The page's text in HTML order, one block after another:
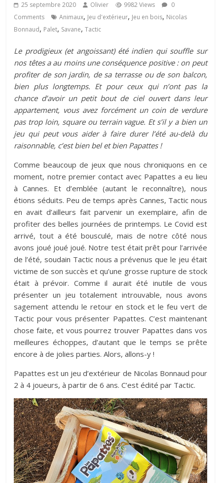
25 septembre 2020 Olivier 9982 Views
0
Comments
Animaux, Jeu d'extérieur, Jeu en bois, Nicolas
Bonnaud, Palet, Savane,Tactic
Le prodigieux (et angoissant) été indien qui souffle sur
nos têtes a au moins une conséquence positive : on peut
profiter de son jardin, de sa terrasse ou de son balcon,
bien plus longtemps. Et pour ceux qui n’ont pas la
chance d’avoir un petit bout de ciel ouvert dans leur
appartement, vous avez forcément un coin de verdure
pas trop loin, square ou terrain vague. Et s’il y a bien un
jeu qui peut vous aider à faire durer l’été au-delà du
raisonnable, c’est bien bel et bien Papattes !
Comme beaucoup de jeux que nous chroniquons en ce
moment, notre premier contact avec Papattes a eu lieu
à Cannes. Et d’emblée (autant le reconnaître), nous
étions séduits. Peu de temps après Cannes, Tactic nous
en avait d’ailleurs fait parvenir un exemplaire, afin de
profiter des belles journées de printemps. Le Covid est
arrivé, tout a été bousculé, mais de notre côté nous
avons joué joué joué. Notre test était prêt pour l’arrivée
de l’été, soudain Tactic nous a prévenus que le jeu était
victime de son succès et qu’une grosse rupture de stock
était à prévoir. Comme il aurait été inutile de vous
présenter un jeu totalement introuvable, nous avons
sagement attendu le retour en stock et le feu vert de
Tactic pour vous présenter Papattes. C’est maintenant
chose faite, et vous pourrez trouver Papattes dans vos
meilleures échoppes, d’autant que le temps se prête
encore à de jolies parties. Alors, allons-y !
Papattes est un jeu d’extérieur de Nicolas Bonnaud pour
2 à 4 joueurs, à partir de 6 ans. C’est édité par Tactic.